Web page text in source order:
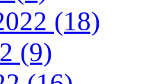
(18)
(9)